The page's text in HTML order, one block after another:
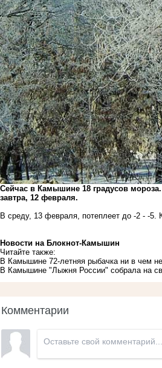
Сейчас в Камышине 18 градусов
завтра, 12 февраля.
В среду, 13 февраля, потеплеет до -2 - -5.
Новости на Блoкнoт-Камышин
Читайте также:
В Камышине 72-летняя рыбачка ни в чем
В Камышине "Лыжня России" собрала на
Комментарии